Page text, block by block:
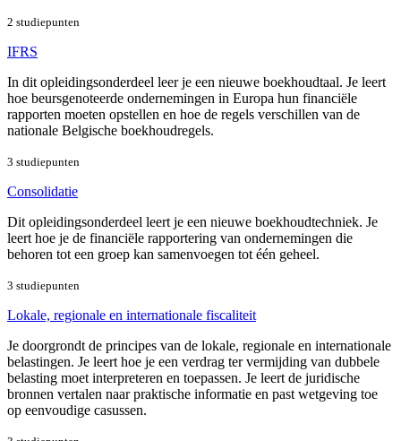
2 studiepunten
IFRS
In dit opleidingsonderdeel leer je een nieuwe boekhoudtaal. Je leert
hoe beursgenoteerde ondernemingen in Europa hun financiële
rapporten moeten opstellen en hoe de regels verschillen van de
nationale Belgische boekhoudregels.
3 studiepunten
Consolidatie
Dit opleidingsonderdeel leert je een nieuwe boekhoudtechniek. Je
leert hoe je de financiële rapportering van ondernemingen die
behoren tot een groep kan samenvoegen tot één geheel.
3 studiepunten
Lokale, regionale en internationale fiscaliteit
Je doorgrondt de principes van de lokale, regionale en internationale
belastingen. Je leert hoe je een verdrag ter vermijding van dubbele
belasting moet interpreteren en toepassen. Je leert de juridische
bronnen vertalen naar praktische informatie en past wetgeving toe
op eenvoudige casussen.